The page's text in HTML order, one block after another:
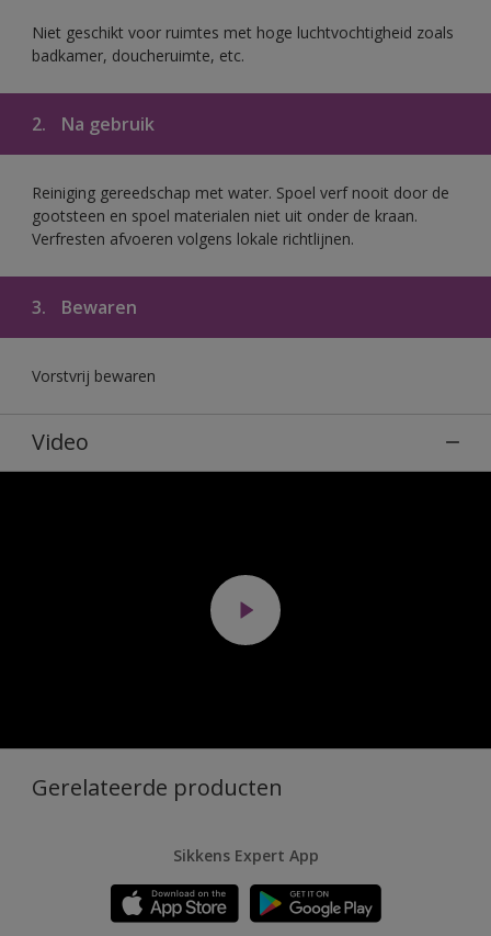
Niet geschikt voor ruimtes met hoge luchtvochtigheid zoals
badkamer, doucheruimte, etc.
2. Na gebruik
Reiniging gereedschap met water. Spoel verf nooit door de
gootsteen en spoel materialen niet uit onder de kraan.
Verfresten afvoeren volgens lokale richtlijnen.
3. Bewaren
Vorstvrij bewaren
Video
Gerelateerde producten
Sikkens Expert App